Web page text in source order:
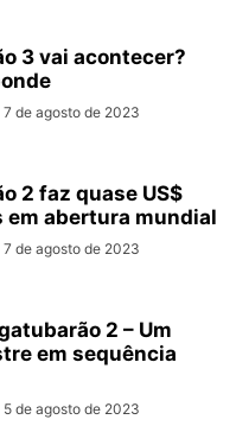
3 vai acontecer?
7 de agosto de 2023
2 faz quase US$
em abertura mundial
7 de agosto de 2023
2 – Um
em sequência
5 de agosto de 2023